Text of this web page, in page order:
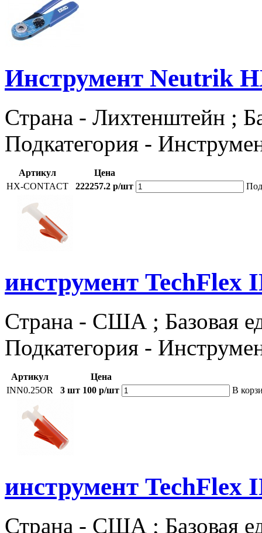
Инструмент Neutrik
Страна - Лихтенштейн ;
Подкатегория -
Артикул
Цена
HX-CONTACT
222257.2 р/шт Под
инструмент TechFlex
Страна - США ; Базовая
Подкатегория -
Артикул
Цена
INN0.25OR
3 шт 100 р/шт В
инструмент TechFlex
Страна - США ; Базовая